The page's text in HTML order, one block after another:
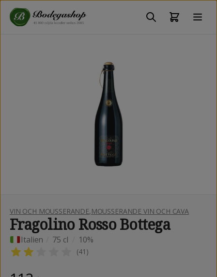
VIN OCH MOUSSERANDE,MOUSSERANDE VIN OCH CAVA
Fragolino Rosso Bottega
Italien 75 cl 10%
(41 )